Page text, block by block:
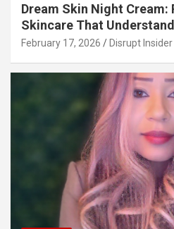
Dream Skin Night Cream:
Skincare That
February 17, 2026 Disrupt Insider